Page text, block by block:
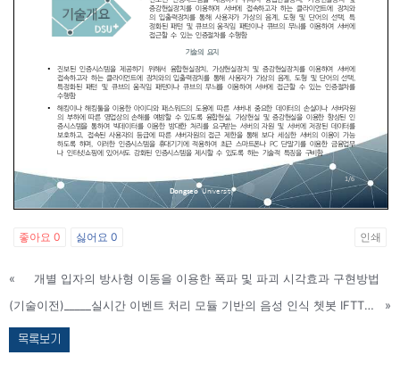
좋아요 0 싫어요 0 인쇄
«
개별 입자의 방사형 이동을 이용한 폭파 및 파괴 시각효과 구현방법
(기술이전)_____실시간 이벤트 처리 모듈 기반의 음성 인식 쳇봇 IFTTT 서비스 시스템 및 이를 이용한 쳇봇 IFTTT 서비스 방법
»
목록보기